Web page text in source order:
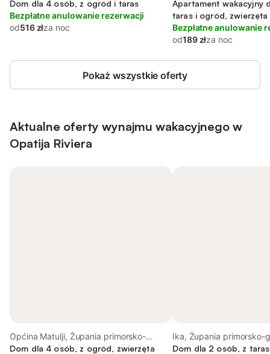
primorsko-gorska
Dom dla 4 osób, z ogród i taras
Bezpłatne anulowanie rezerwacji
od516 złza noc
Apartament wakacyjny
taras i ogród,
Bezpłatne anulowanie
od189 złza noc
Pokaż wszystkie oferty
Aktualne oferty wynajmu wakacyjnego w
Opatija Riviera
Općina Matulji, Żupania primorsko-
gorska
Dom dla 4 osób, z ogród, zwierzęta
Ika, Żupania primorsko-
Dom dla 2 osób, z